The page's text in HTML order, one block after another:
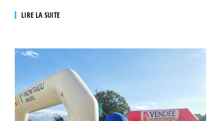
LIRE LA SUITE